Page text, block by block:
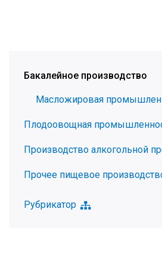
Бакалейное производство
Масложировая
Плодоовощная
Производство алкогольной
Прочее пищевое
Рубрикатор